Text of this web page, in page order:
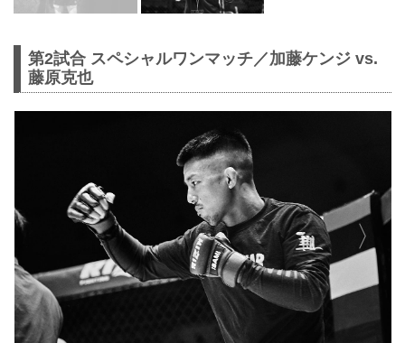
第2試合 スペシャルワンマッチ／加藤ケンジ vs.
藤原克也